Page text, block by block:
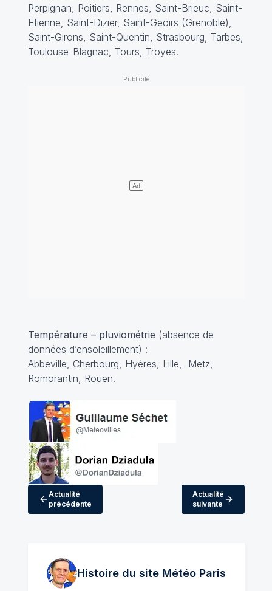
Perpignan, Poitiers, Rennes, Saint-Brieuc, Saint-
Etienne, Saint-Dizier, Saint-Geoirs (Grenoble),
Saint-Girons, Saint-Quentin, Strasbourg, Tarbes,
Toulouse-Blagnac, Tours Troyes.
Température – pluviométrie (absence de
données d’ensoleillement) :
Abbeville, Cherbourg, Hyères, Lille, Metz,
Romorantin, Rouen.
Actualité
précédente
Actualité
suivante
Histoire du site MétéoParis